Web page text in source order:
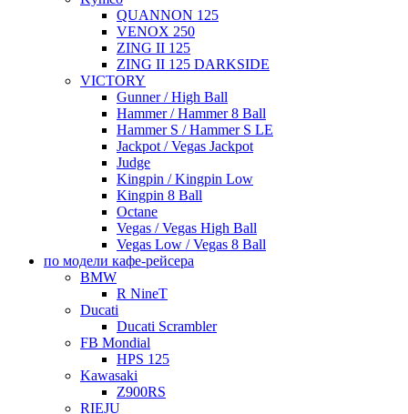
QUANNON 125
VENOX 250
ZING II 125
ZING II 125 DARKSIDE
VICTORY
Gunner / High Ball
Hammer / Hammer 8 Ball
Hammer S / Hammer S LE
Jackpot / Vegas Jackpot
Judge
Kingpin / Kingpin Low
Kingpin 8 Ball
Octane
Vegas / Vegas High Ball
Vegas Low / Vegas 8 Ball
по модели кафе-рейсера
BMW
R NineT
Ducati
Ducati Scrambler
FB Mondial
HPS 125
Kawasaki
Z900RS
RIEJU